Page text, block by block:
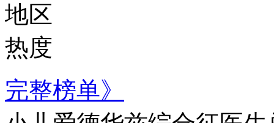
地区
热度
完整榜单》